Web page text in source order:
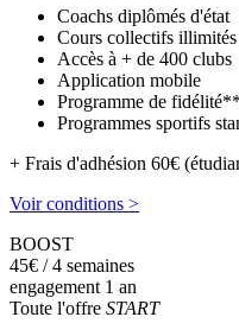
Coachs diplômés d'état
Cours collectifs illimités
Accès à + de 400 clubs
Application mobile
Programme de
Programmes sportifs
+ Frais d'adhésion 60€
Voir conditions >
BOOST
45€ / 4 semaines
engagement 1 an
Toute l'offre START